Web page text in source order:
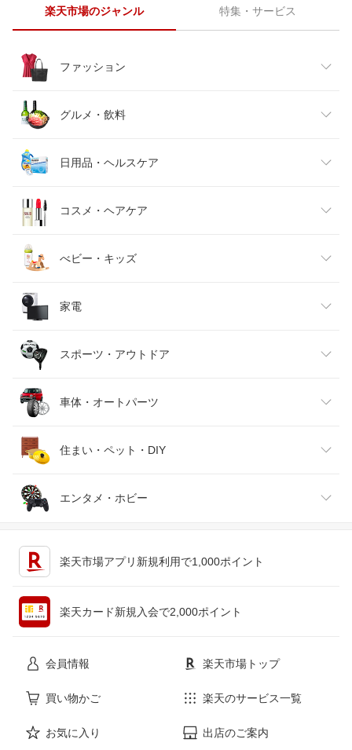
楽天市場のジャンル 特集・サービス
ファッション
レディースファッション
メンズファッション
キッズファッション
ベビーファッション
インナー・下着・ナイトウェア
バッグ・小物・ブランド雑貨
靴
腕時計
ジュエリー・アクセサリー
グルメ・飲料
食品
スイーツ・お菓子
水・ソフトドリンク
ビール・洋酒
ワイン
日本酒・焼酎
日用品・ヘルスケア
日用品雑貨・文房具・手芸
ダイエット・健康
医薬品・コンタクト・介護
コスメ・ヘアケア
美容・コスメ・香水
べビー・キッズ
キッズ・ベビー・マタニティ
おもちゃ
家電
家電
TV・オーディオ・カメラ
スマートフォン・タブレット
パソコン・周辺機器
スポーツ・アウトドア
スポーツ・アウトドア
ゴルフ
車体・オートパーツ
車用品・バイク用品
車・バイク
住まい・ペット・DIY
インテリア・寝具・収納
エンタメ・ホビー
本・雑誌・コミック
楽天市場アプリ新規利用で1,000ポイント
楽天カード新規入会で2,000ポイント
会員情報 楽天市場トップ
買い物かご 楽天のサービス一覧
お気に入り 出店のご案内